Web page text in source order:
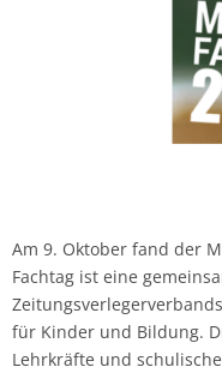
Am 9. Oktober fand der
Fachtag ist eine
für Kinder und Bildung.
Lehrkräfte und